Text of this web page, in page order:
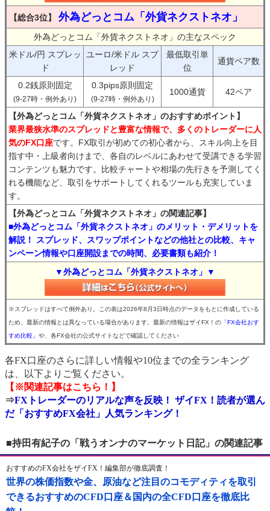
【総合3位】 外為どっとコム「外貨ネクストネオ」
外為どっとコム「外貨ネクストネオ」の主なスペック
米ドル/円 スプレッ
ド
ユーロ/米ドル スプ
レッド
最低取引単
位
通貨ペア数
0.2銭原則固定
(9-27時・例外あり)
0.3pips原則固定
(9-27時・例外あり)
1000通貨 42ペア
【外為どっとコム「外貨ネクストネオ」のおすすめポイント】
業界最狭水準のスプレッドと豊富な情報で、多くのトレーダーに人
気のFX口座です。FX取引が初めての初心者から、スキル向上を目
指す中・上級者向けまで、各自のレベルにあわせて受講できる学習
コンテンツも魅力です。比較チャートや相場の先行きを予測してく
れる機能など、取引をサポートしてくれるツールも充実していま
す。
【外為どっとコム「外貨ネクストネオ」の関連記事】
■外為どっとコム「外貨ネクストネオ」のメリット・デメリットを
解説！ スプレッド、スワップポイントなどの他社との比較、キャ
ンペーン情報や口座開設までの時間、必要書類も紹介！
▼外為どっとコム「外貨ネクストネオ」▼
※スプレッドはすべて例外あり。この表は2026年8月3日時点のデータをもとに作成している
ため、最新の情報とは異なっている場合があります。最新の情報はザイFX！の 「FX会社おす
すめ比較」 や、各FX会社の公式サイトなどで確認してください
各FX口座のさらに詳しい情報や10位までの全ランキング
は、以下よりご覧ください。
【※関連記事はこちら！】
⇒FXトレーダーのリアルな声を反映！ ザイFX！読者が選ん
だ「おすすめFX会社」人気ランキング！
■持田有紀子の「戦うオンナのマーケット日記」の関連記事
おすすめのFX会社をザイFX！編集部が徹底調査！
世界の株価指数や金、原油など注目のコモディティを取引
できるおすすめのCFD口座＆国内の全CFD口座を徹底比